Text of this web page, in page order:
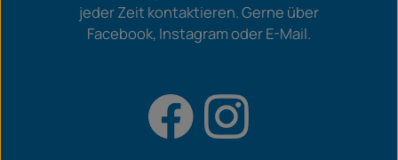
jeder Zeit kontaktieren. Gerne über
Facebook, Instagram oder E-Mail.